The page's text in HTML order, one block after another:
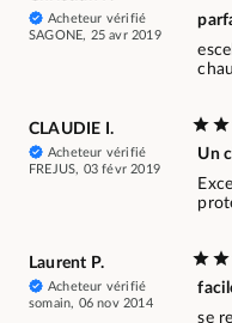
Acheteur vérifié
SAGONE, 25 avr 2019
CLAUDIE I.
Acheteur vérifié
FREJUS, 03 févr 2019
Un
Laurent P.
Acheteur vérifié
somain, 06 nov 2014
se